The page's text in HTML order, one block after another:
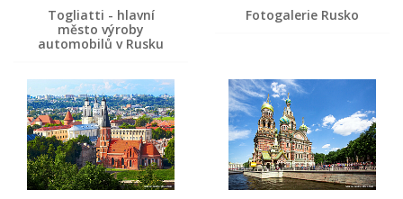
Togliatti - hlavní
město výroby
automobilů v Rusku
Fotogalerie Rusko